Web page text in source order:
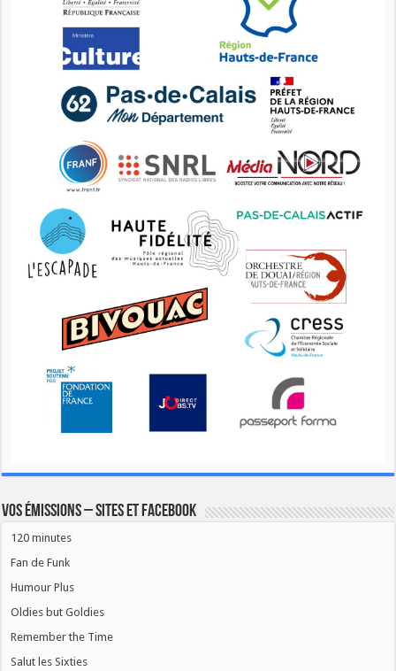
Vos émissions – Sites et Facebook
120 minutes
Fan de Funk
Humour Plus
Oldies but Goldies
Remember the Time
Salut les Sixties